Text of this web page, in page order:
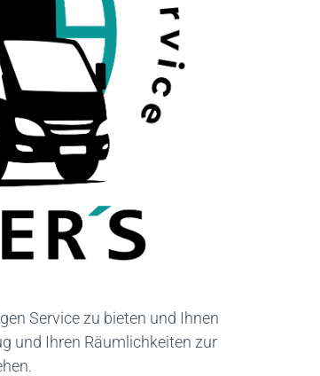
Service zu bieten und Ihnen
und Ihren Räumlichkeiten zur